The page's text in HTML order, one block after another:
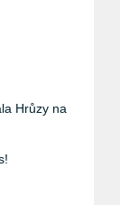
Hrůzy na